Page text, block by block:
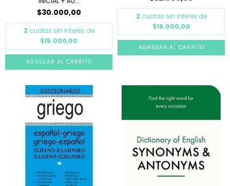
$30.000,00
2 cuotas sin interés de
$15.000,00
2 cuotas sin interés de
$16.000,00